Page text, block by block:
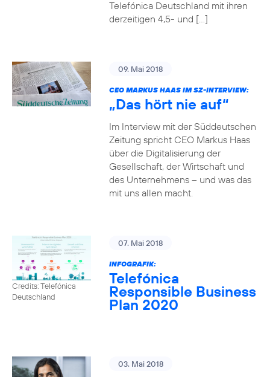
Telefónica Deutschland mit ihren
derzeitigen 4,5- und […]
09. Mai 2018
CEO MARKUS HAAS IM SZ-INTERVIEW:
„Das hört nie auf“
Im Interview mit der Süddeutschen
Zeitung spricht CEO Markus Haas
über die Digitalisierung der
Gesellschaft, der Wirtschaft und
des Unternehmens – und was das
mit uns allen macht.
Credits: Telefónica
Deutschland
07. Mai 2018
INFOGRAFIK:
Telefónica
Responsible Business
Plan 2020
03. Mai 2018